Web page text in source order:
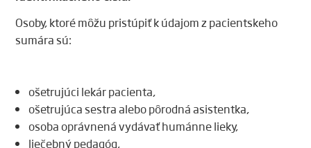
Osoby, ktoré môžu pristúpiť k údajom z pacientskeho
sumára sú:
ošetrujúci lekár pacienta,
ošetrujúca sestra alebo pôrodná asistentka,
osoba oprávnená vydávať humánne lieky,
liečebný pedagóg,